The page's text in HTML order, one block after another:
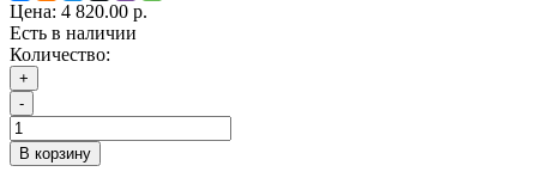
Цена: 4 820.00 р.
Есть в наличии
Количество:
+
-
В корзину